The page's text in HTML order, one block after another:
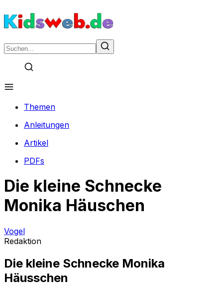
Themen
Anleitungen
Artikel
PDFs
Die kleine Schnecke
Monika Häuschen
Vogel
Redaktion
Die kleine Schnecke Monika
Häusschen